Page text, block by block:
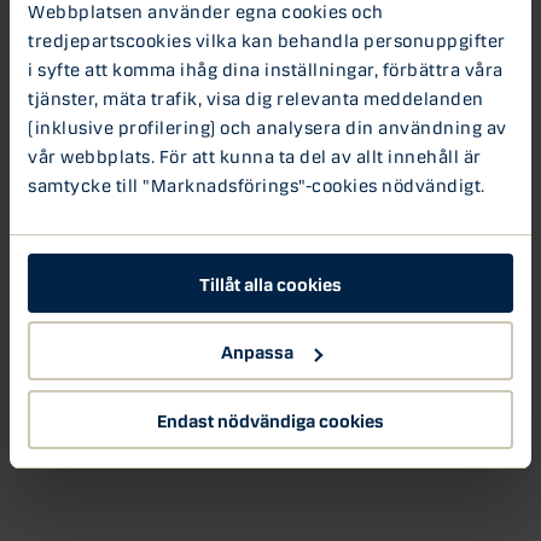
Webbplatsen använder egna cookies och
tredjepartscookies vilka kan behandla personuppgifter
i syfte att komma ihåg dina inställningar, förbättra våra
tjänster, mäta trafik, visa dig relevanta meddelanden
(inklusive profilering) och analysera din användning av
vår webbplats. För att kunna ta del av allt innehåll är
samtycke till "Marknadsförings"-cookies nödvändigt.
Tillåt alla cookies
Anpassa
Endast nödvändiga cookies
Kreditvärden är en oberoende ekonomi-podcast av Gabriel
Bergin och Louis Landeman. Podden tar upp aktuella
ämnen inom finansiell ekonomi.Podden riktar sig till alla
som är intresserade av sambandet mellan ekonomi och
samhälle.
besökpoddens webbplatseller sök på ”Kreditvärden”